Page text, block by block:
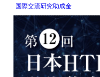
国際交流研究助成金